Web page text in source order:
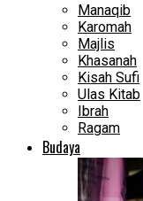
Manaqib
Karomah
Majlis
Khasanah
Kisah Sufi
Ulas Kitab
Ibrah
Ragam
Budaya